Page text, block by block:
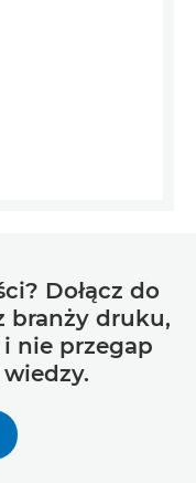
Dołącz do
branży druku,
nie przegap